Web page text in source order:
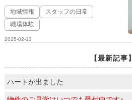
地域情報
スタッフの日常
職場体験
2025-02-13
【最新記事】
ハートが出ました